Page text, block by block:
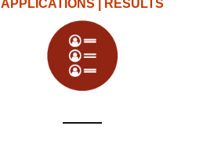
APPLICATIONS | RESULTS